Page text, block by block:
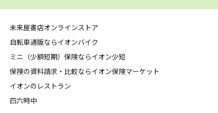
未来屋書店オンラインストア
自転車通販ならイオンバイク
ミニ（少額短期）保険ならイオン少短
保険の資料請求・比較ならイオン保険マーケット
イオンのレストラン
四六時中